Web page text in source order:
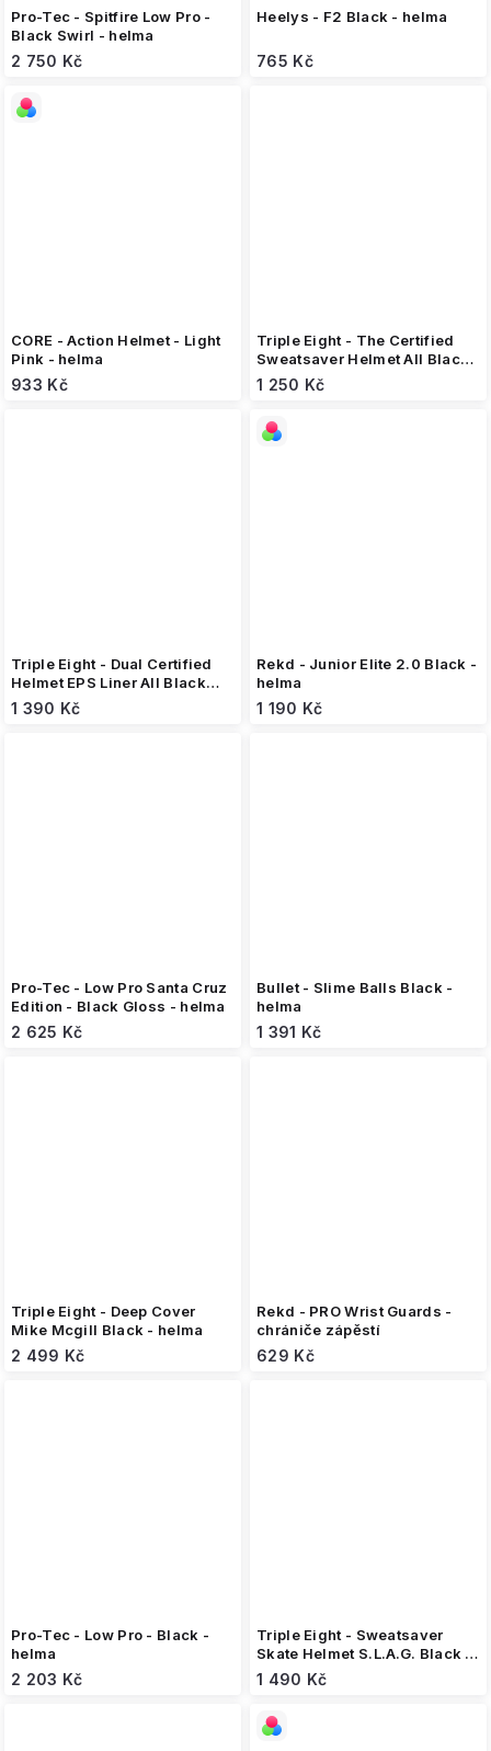
Pro-Tec - Spitfire Low Pro -
Black Swirl - helma
2 750 Kč
Heelys - F2 Black - helma
765 Kč
CORE - Action Helmet - Light
Pink - helma
933 Kč
Triple Eight - The Certified
Sweatsaver Helmet All Black -
helma
1 250 Kč
Triple Eight - Dual Certified
Helmet EPS Liner All Black
matte - helma
1 390 Kč
Rekd - Junior Elite 2.0 Black -
helma
1 190 Kč
Pro-Tec - Low Pro Santa Cruz
Edition - Black Gloss - helma
2 625 Kč
Bullet - Slime Balls Black -
helma
1 391 Kč
Triple Eight - Deep Cover
Mike Mcgill Black - helma
2 499 Kč
Rekd - PRO Wrist Guards -
chrániče zápěstí
629 Kč
Pro-Tec - Low Pro - Black -
helma
2 203 Kč
Triple Eight - Sweatsaver
Skate Helmet S.L.A.G. Black -
helma
1 490 Kč